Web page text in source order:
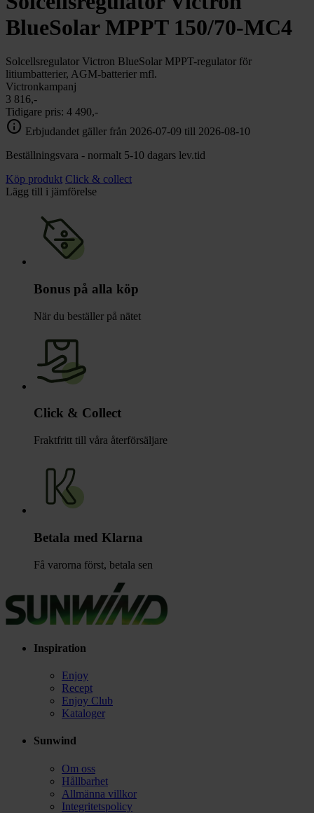
BlueSolar MPPT 150/70-MC4
Solcellsregulator Victron BlueSolar MPPT-regulator för
litiumbatterier, AGM-batterier mfl.
Victronkampanj
3 816,-
Tidigare pris: 4 490,-
info Erbjudandet gäller från 2026-07-09 till 2026-08-10
Beställningsvara - normalt 5-10 dagars lev.tid
Köp produkt Click & collect
Lägg till i jämförelse
Bonus på alla köp
När du beställer på nätet
Click & Collect
Fraktfritt till våra återförsäljare
Betala med Klarna
Få varorna först, betala sen
Inspiration
Enjoy
Recept
Enjoy Club
Kataloger
Sunwind
Om oss
Hållbarhet
Allmänna villkor
Integritetspolicy